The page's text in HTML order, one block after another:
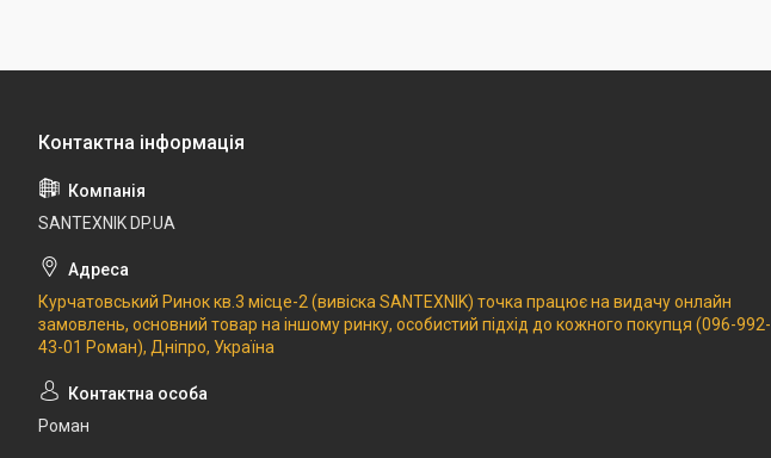
SANTEXNIK DP.UA
Курчатовський Ринок кв.3 місце-2 (вивіска SANTEXNIK) точка працює на видачу онлайн
замовлень, основний товар на іншому ринку, особистий підхід до кожного покупця (096-992-
43-01 Роман), Дніпро, Україна
Роман